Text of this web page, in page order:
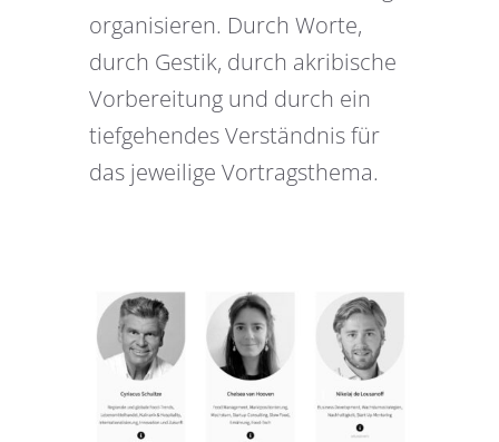
organisieren. Durch Worte,
durch Gestik, durch akribische
Vorbereitung und durch ein
tiefgehendes Verständnis für
das jeweilige Vortragsthema.